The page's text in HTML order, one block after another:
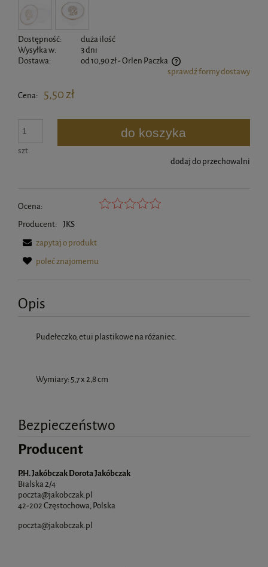
Dostępność:
duża ilość
Wysyłka w:
3 dni
Dostawa:
od 10,90 zł- Orlen Paczka
Cena nie zawiera ewentualnych kosztów płatnościsprawdź formy dostawy
Cena: 5,50 zł
szt.
do koszyka
dodaj do przechowalni
Ocena:
Producent: JKS
zapytaj o produkt
poleć znajomemu
Opis
Pudełeczko, etui plastikowe na różaniec.
Wymiary: 5,7 x 2,8 cm
Bezpieczeństwo
Producent
P.H. Jakóbczak Dorota Jakóbczak
Bialska 2/4
poczta@jakobczak.pl
42-202 Częstochowa, Polska
poczta@jakobczak.pl